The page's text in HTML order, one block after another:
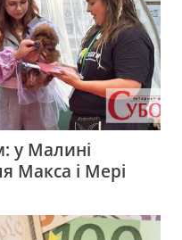
у Малині
Макса і Мері